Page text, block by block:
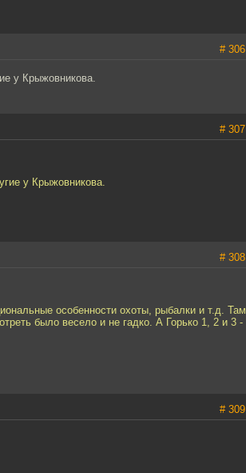
# 306
у Крыжовникова.
# 307
у Крыжовникова.
# 308
особенности охоты, рыбалки и т.д. Там
было весело и не гадко. А Горько 1, 2 и 3 -
# 309